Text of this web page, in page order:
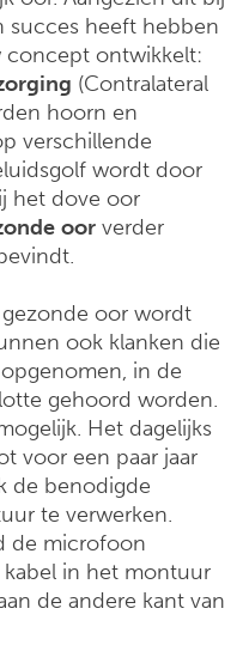
succes heeft hebben
concept ontwikkelt:
(Contralateral
hoorn en
verschillende
wordt door
het dove oor
oor verder
oor wordt
ook klanken die
in de
gehoord worden.
Het dagelijks
voor een paar jaar
de benodigde
te verwerken.
de microfoon
in het montuur
de andere kant van